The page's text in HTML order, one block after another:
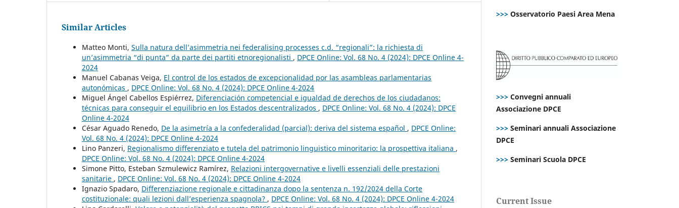
Similar Articles
Matteo Monti, Sulla natura dell’asimmetria nei federalising processes c.d. “regionali”: la richiesta di
un’asimmetria “di punta” da parte dei partiti etnoregionalisti , DPCE Online: Vol. 68 No. 4 (2024): DPCE Online 4-
2024
Manuel Cabanas Veiga, El control de los estados de excepcionalidad por las asambleas parlamentarias
autonómicas , DPCE Online: Vol. 68 No. 4 (2024): DPCE Online 4-2024
Miguel Ángel Cabellos Espiérrez, Diferenciación competencial e igualdad de derechos de los ciudadanos:
técnicas para conseguir el equilibrio en los Estados descentralizados , DPCE Online: Vol. 68 No. 4 (2024): DPCE
Online 4-2024
César Aguado Renedo, De la asimetría a la confederalidad (parcial): deriva del sistema español , DPCE Online:
Vol. 68 No. 4 (2024): DPCE Online 4-2024
Lino Panzeri, Regionalismo differenziato e tutela del patrimonio linguistico minoritario: la prospettiva italiana ,
DPCE Online: Vol. 68 No. 4 (2024): DPCE Online 4-2024
Simone Pitto, Esteban Szmulewicz Ramírez, Relazioni intergovernative e livelli essenziali delle prestazioni
sanitarie , DPCE Online: Vol. 68 No. 4 (2024): DPCE Online 4-2024
Ignazio Spadaro, Differenziazione regionale e cittadinanza dopo la sentenza n. 192/2024 della Corte
costituzionale: quali lezioni dall’esperienza spagnola? , DPCE Online: Vol. 68 No. 4 (2024): DPCE Online 4-2024
>>> Osservatorio Paesi Area Mena
>>> Convegni annuali
Associazione DPCE
>>> Seminari annuali Associazione
DPCE
>>> Seminari Scuola DPCE
Current Issue